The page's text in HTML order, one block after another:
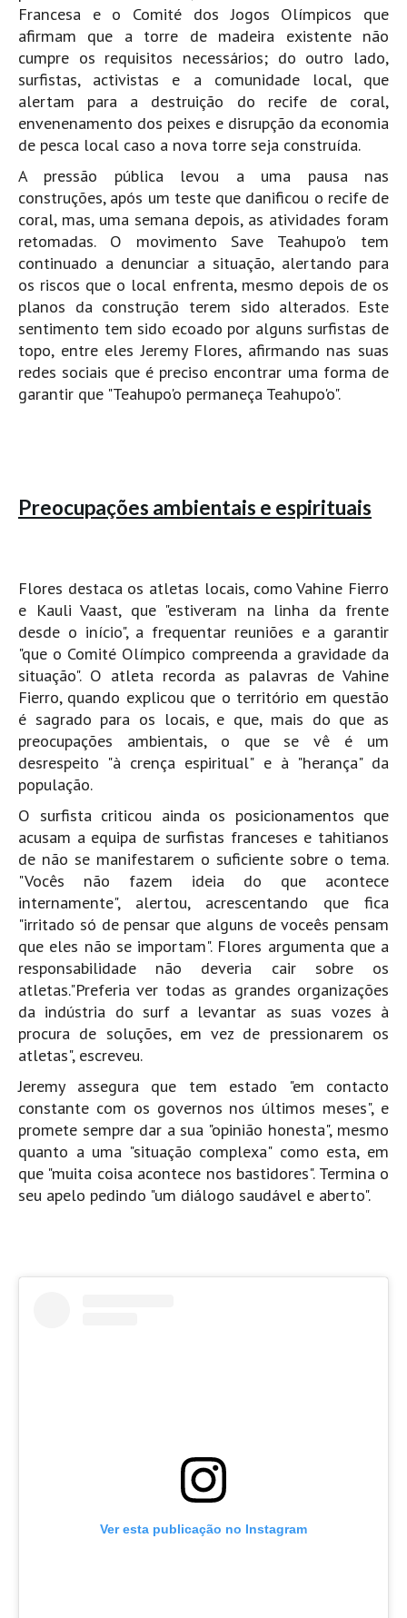
Cabo do Mundo HD
Leça - L'Kodak (Aterro) HD
Leça da Palmeira HD
Leça da Palmeira bar Oscar HD
Matosinhos HD
Matosinhos - Vagas Bar HD
Cabedelo do Porto
Espinho HD
Espinho - Silvalde HD
AVEIRO
Cortegaça (Vila do Surf) HD
Cortegaça Onda Pontão HD
Praia da Barra Norte HD
NAZARÉ
Nazaré Praias Sul
PENICHE
Peniche - Consolação Norte HD
Peniche Supertubos HD
SANTA CRUZ
Praia do Navio HD
ERICEIRA HD
Ericeira HD
Ericeira Praias Sul HD
Foz do Lizandro
SINTRA
Praia Grande HD
Praia Grande Panorâmica HD
LINHA DE CASCAIS/ESTORIL
Guincho Norte
São Pedro do estoril
Carcavelos HD
Carcavelos Secret HD
Carcavelos - Calhau
COSTA DA CAPARICA HD
Fuzeta Vista Mar HD
Francesa e o Comité dos Jogos Olímpicos que
afirmam que a torre de madeira existente não
cumpre os requisitos necessários; do outro lado,
surfistas, activistas e a comunidade local, que
alertam para a destruição do recife de coral,
envenenamento dos peixes e disrupção da economia
de pesca local caso a nova torre seja construída.
A pressão pública levou a uma pausa nas
construções, após um teste que danificou o recife de
coral, mas, uma semana depois, as atividades foram
retomadas. O movimento Save Teahupo'o tem
continuado a denunciar a situação, alertando para
os riscos que o local enfrenta, mesmo depois de os
planos da construção terem sido alterados. Este
sentimento tem sido ecoado por alguns surfistas de
topo, entre eles Jeremy Flores, afirmando nas suas
redes sociais que é preciso encontrar uma forma de
garantir que "Teahupo'o permaneça Teahupo'o".
Preocupações ambientais e espirituais
Flores destaca os atletas locais, como Vahine Fierro
e Kauli Vaast, que "estiveram na linha da frente
desde o início", a frequentar reuniões e a garantir
"que o Comité Olímpico compreenda a gravidade da
situação". O atleta recorda as palavras de Vahine
Fierro, quando explicou que o território em questão
é sagrado para os locais, e que, mais do que as
preocupações ambientais, o que se vê é um
desrespeito "à crença espiritual" e à "herança" da
população.
O surfista criticou ainda os posicionamentos que
acusam a equipa de surfistas franceses e tahitianos
de não se manifestarem o suficiente sobre o tema.
"Vocês não fazem ideia do que acontece
internamente", alertou, acrescentando que fica
"irritado só de pensar que alguns de voceês pensam
que eles não se importam". Flores argumenta que a
responsabilidade não deveria cair sobre os
atletas."Preferia ver todas as grandes organizações
da indústria do surf a levantar as suas vozes à
procura de soluções, em vez de pressionarem os
atletas", escreveu.
Jeremy assegura que tem estado "em contacto
constante com os governos nos últimos meses", e
promete sempre dar a sua "opinião honesta", mesmo
quanto a uma "situação complexa" como esta, em
que "muita coisa acontece nos bastidores". Termina o
seu apelo pedindo "um diálogo saudável e aberto".
Ver esta publicação no Instagram